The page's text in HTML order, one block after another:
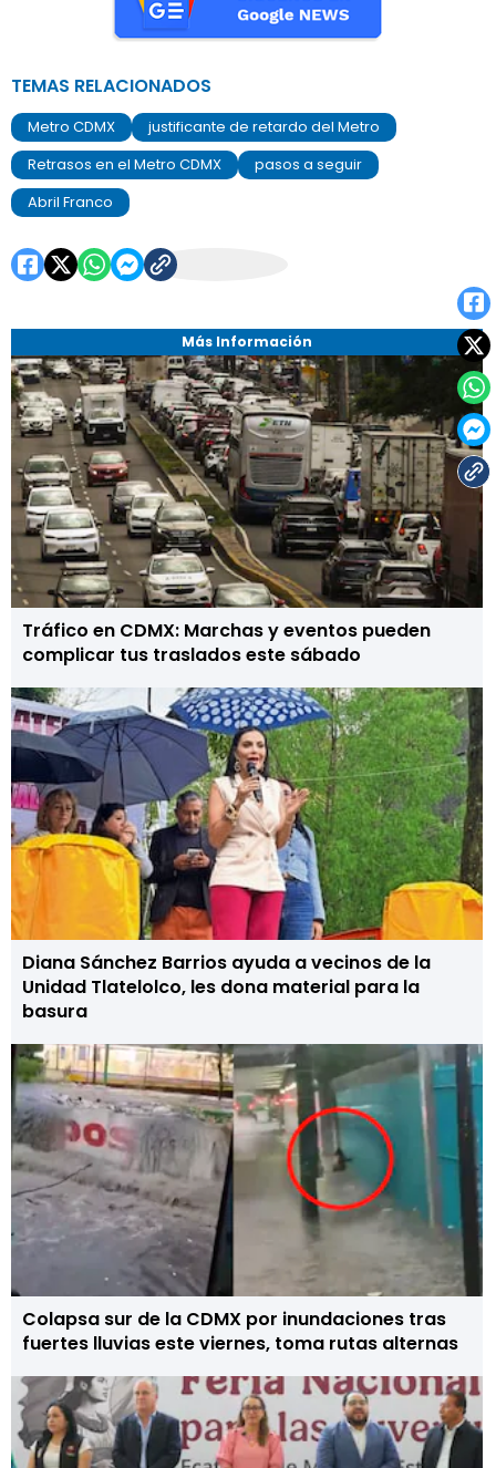
Más Información
Tráfico en CDMX: Marchas y eventos pueden
complicar tus traslados este sábado
Diana Sánchez Barrios ayuda a vecinos de la
Unidad Tlatelolco, les dona material para la
basura
Colapsa sur de la CDMX por inundaciones tras
fuertes lluvias este viernes, toma rutas alternas
TEMAS RELACIONADOS
Metro CDMX
justificante de retardo del Metro
Retrasos en el Metro CDMX
pasos a seguir
Abril Franco